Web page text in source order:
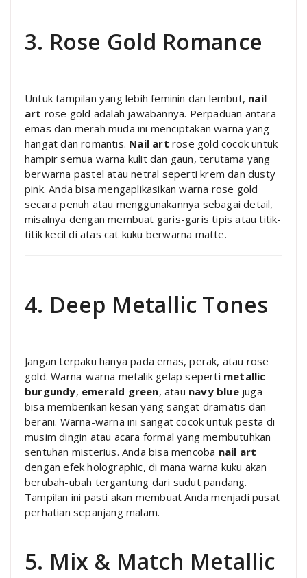
3. Rose Gold Romance
Untuk tampilan yang lebih feminin dan lembut, nail
art rose gold adalah jawabannya. Perpaduan antara
emas dan merah muda ini menciptakan warna yang
hangat dan romantis. Nail art rose gold cocok untuk
hampir semua warna kulit dan gaun, terutama yang
berwarna pastel atau netral seperti krem dan dusty
pink. Anda bisa mengaplikasikan warna rose gold
secara penuh atau menggunakannya sebagai detail,
misalnya dengan membuat garis-garis tipis atau titik-
titik kecil di atas cat kuku berwarna matte.
4. Deep Metallic Tones
Jangan terpaku hanya pada emas, perak, atau rose
gold. Warna-warna metalik gelap seperti metallic
burgundy, emerald green, atau navy bluejuga
bisa memberikan kesan yang sangat dramatis dan
berani. Warna-warna ini sangat cocok untuk pesta di
musim dingin atau acara formal yang membutuhkan
sentuhan misterius. Anda bisa mencoba nail art
dengan efek holographic, di mana warna kuku akan
berubah-ubah tergantung dari sudut pandang.
Tampilan ini pasti akan membuat Anda menjadi pusat
perhatian sepanjang malam.
5. Mix & Match Metallic